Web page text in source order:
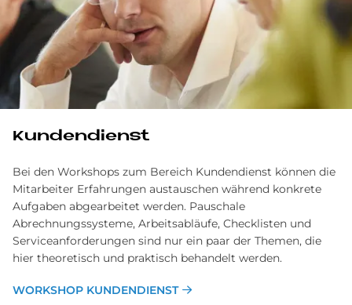
Kundendienst
Bei den Workshops zum Bereich Kundendienst können die
Mitarbeiter Erfahrungen austauschen während konkrete
Aufgaben abgearbeitet werden. Pauschale
Abrechnungssysteme, Arbeitsabläufe, Checklisten und
Serviceanforderungen sind nur ein paar der Themen, die
hier theoretisch und praktisch behandelt werden.
WORKSHOP KUNDENDIENST